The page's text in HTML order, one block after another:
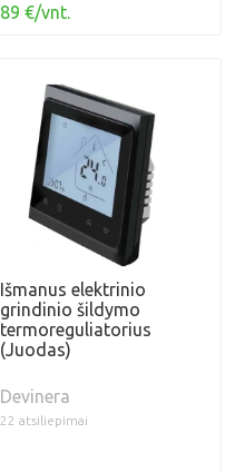
89 €/vnt.
Išmanus elektrinio
grindinio šildymo
termoreguliatorius
(Juodas)
Devinera
22 atsiliepimai